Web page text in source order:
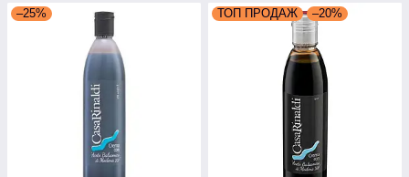
–25% ТОП ПРОДАЖ –20%